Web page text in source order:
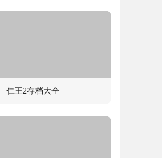
仁王2存档大全